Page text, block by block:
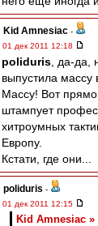
Kid Amnesiac -
01 дек 2011 12:18
poliduris , да-
выпустила массу
Массу! Вот
штампует
хитроумных
Европу.
Кстати, где они...
poliduris -
01 дек 2011 12:15
Kid Amnesiac »